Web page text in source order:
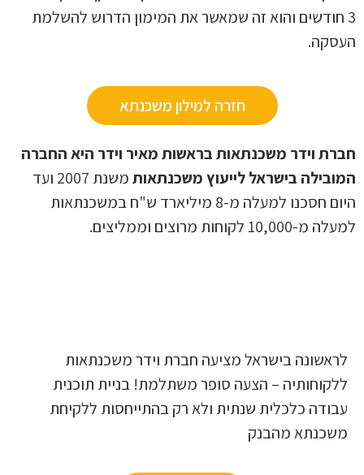
3 חודשים והוא זה שמאשר את המימון הדרוש להשלמת
העסקה.
חזרה למילון משכנתא
חברת וידר משכנתאות בראשות מאיר וידר היא החברה
המובילה בישראל לייעוץ משכנתאות
משנת 2007 ועד
היום חסכנו למעלה מ-8 מיליארד ש"ח במשכנתאות
למעלה מ-10,000 לקוחות מרוצים וממליצים.
לראשונה בישראל מציעה חברת וידר משכנתאות
ללקוחותיה – הצעה סופר משתלמת! בניית תוכנית
עבודה כלכלית שנתית ולא רק בהתייחסות ללקיחת
משכנתא מהבנק